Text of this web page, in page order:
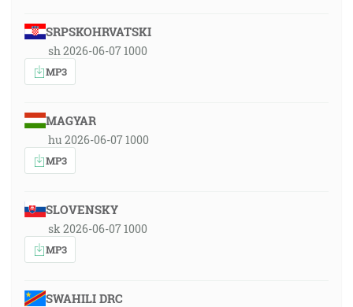
SRPSKOHRVATSKI
sh 2026-06-07 1000
MP3
MAGYAR
hu 2026-06-07 1000
MP3
SLOVENSKY
sk 2026-06-07 1000
MP3
SWAHILI DRC